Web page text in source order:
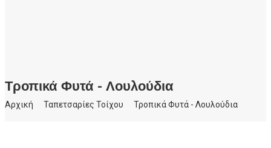
Τροπικά Φυτά - Λουλούδια
Αρχική Ταπετσαρίες Τοίχου Τροπικά Φυτά - Λουλούδια